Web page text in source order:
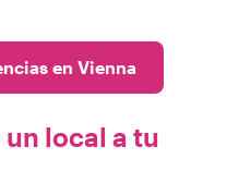
en Vienna
un local a tu